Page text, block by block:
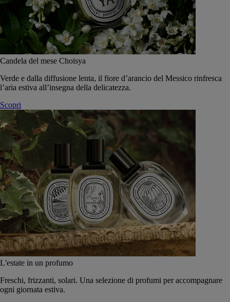
Candela del mese Choisya
Verde e dalla diffusione lenta, il fiore d’arancio del Messico rinfresca
l’aria estiva all’insegna della delicatezza.
Scopri
L'estate in un profumo
Freschi, frizzanti, solari. Una selezione di profumi per accompagnare
ogni giornata estiva.